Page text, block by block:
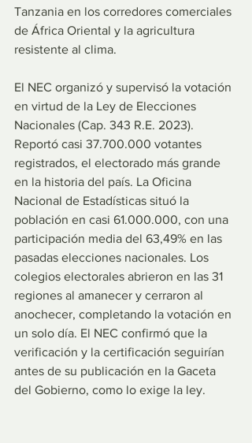
Tanzania en los corredores comerciales
de África Oriental y la agricultura
resistente al clima.
El NEC organizó y supervisó la votación
en virtud de la Ley de Elecciones
Nacionales (Cap. 343 R.E. 2023).
Reportó casi 37.700.000 votantes
registrados, el electorado más grande
en la historia del país. La Oficina
Nacional de Estadísticas situó la
población en casi 61.000.000, con una
participación media del 63,49% en las
pasadas elecciones nacionales. Los
colegios electorales abrieron en las 31
regiones al amanecer y cerraron al
anochecer, completando la votación en
un solo día. El NEC confirmó que la
verificación y la certificación seguirían
antes de su publicación en la Gaceta
del Gobierno, como lo exige la ley.